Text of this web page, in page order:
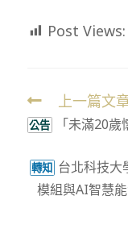
Post Views:
Read
more
上一篇文
公告 「未滿20
轉知 台北科技
模組與AI智慧